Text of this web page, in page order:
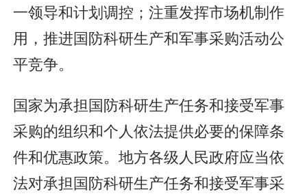
一领导和计划调控；注重发挥市场机制作
用，推进国防科研生产和军事采购活动公
平竞争。
国家为承担国防科研生产任务和接受军事
采购的组织和个人依法提供必要的保障条
件和优惠政策。地方各级人民政府应当依
法对承担国防科研生产任务和接受军事采